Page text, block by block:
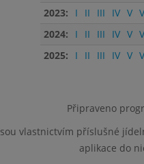
2023:
I II III IV V
2024:
I II III IV V
2025:
I II III IV V
Připraveno
vlastnictvím příslušné
aplikace do